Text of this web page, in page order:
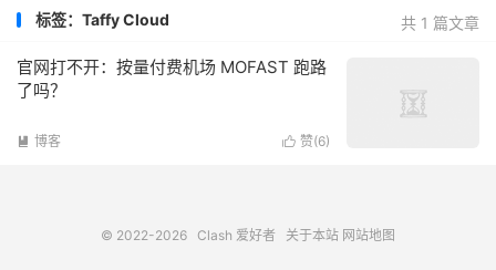
共 1 篇文章
标签：Taffy Cloud
官网打不开：按量付费机场 MOFAST 跑路
了吗？
 赞(6)
 博客
© 2022-2026 Clash 爱好者 关于本站 网站地图